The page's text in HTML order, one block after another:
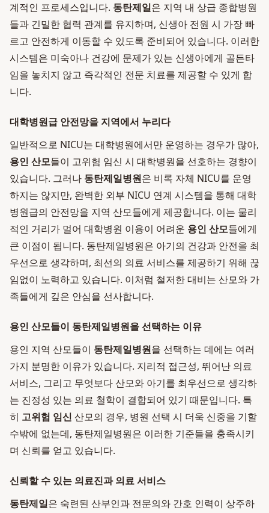
계적인 프로세스입니다. 동탄제일은 지역 내 상급 종합병원
들과 긴밀한 협력 관계를 유지하며, 신생아 전원 시 가장 빠
르고 안전하게 이동할 수 있도록 준비되어 있습니다. 이러한
시스템은 미숙아나 건강에 문제가 있는 신생아에게 골든타
임을 놓치지 않고 즉각적인 전문 치료를 제공할 수 있게 합
니다.
대학병원급 안전망을 지역에서 누리다
일반적으로 NICU는 대학병원에서만 운영하는 경우가 많아,
용인 산모들이 고위험 임신 시 대학병원을 선호하는 경향이
있습니다. 그러나 동탄제일병원은 비록 자체 NICU를 운영
하지는 않지만, 완벽한 외부 NICU 연계 시스템을 통해 대학
병원급의 안전망을 지역 산모들에게 제공합니다. 이는 물리
적인 거리가 멀어 대학병원 이용이 어려운 용인 산모들에게
큰 이점이 됩니다. 동탄제일병원은 아기의 건강과 안전을 최
우선으로 생각하며, 최선의 의료 서비스를 제공하기 위해 끊
임없이 노력하고 있습니다. 이처럼 철저한 대비는 산모와 가
족들에게 깊은 안심을 선사합니다.
용인 산모들이 동탄제일병원을 선택하는 이유
용인 지역 산모들이 동탄제일병원을 선택하는 데에는 여러
가지 분명한 이유가 있습니다. 지리적 접근성, 뛰어난 의료
서비스, 그리고 무엇보다 산모와 아기를 최우선으로 생각하
는 진정성 있는 의료 철학이 결합되어 있기 때문입니다. 특
히 고위험 임신 산모의 경우, 병원 선택 시 더욱 신중을 기할
수밖에 없는데, 동탄제일병원은 이러한 기준들을 충족시키
며 신뢰를 얻고 있습니다.
신뢰할 수 있는 의료진과 의료 서비스
동탄제일은 숙련된 산부인과 전문의와 간호 인력이 상주하